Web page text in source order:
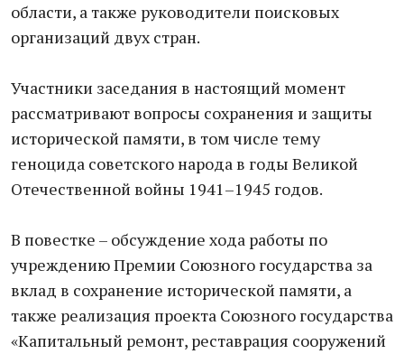
области, а также руководители поисковых
организаций двух стран.
Участники заседания в настоящий момент
рассматривают вопросы сохранения и защиты
исторической памяти, в том числе тему
геноцида советского народа в годы Великой
Отечественной войны 1941–1945 годов.
В повестке – обсуждение хода работы по
учреждению Премии Союзного государства за
вклад в сохранение исторической памяти, а
также реализация проекта Союзного государства
«Капитальный ремонт, реставрация сооружений